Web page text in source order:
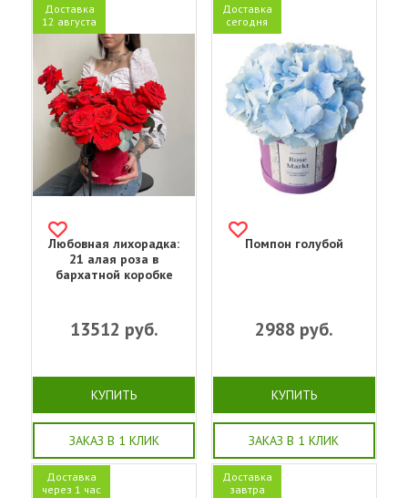
Доставка
12 августа
Любовная лихорадка:
21 алая роза в
бархатной коробке
13512 руб.
КУПИТЬ
ЗАКАЗ В 1 КЛИК
Доставка
сегодня
Помпон голубой
2988 руб.
КУПИТЬ
ЗАКАЗ В 1 КЛИК
Доставка
через 1 час
Доставка
завтра